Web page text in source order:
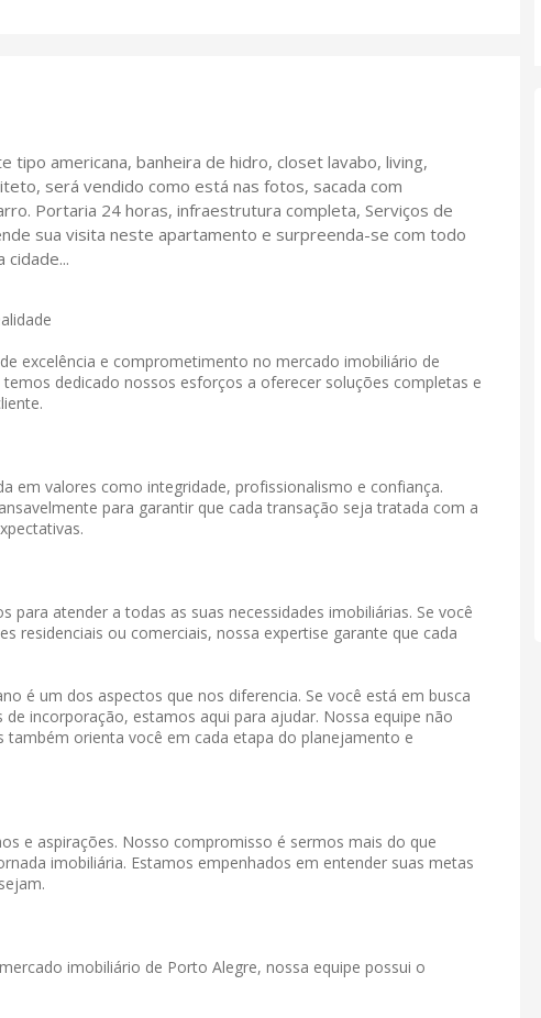
americana, banheira de hidro, closet lavabo, living,
será vendido como está nas fotos, sacada com
Portaria 24 horas, infraestrutura completa, Serviços de
sua visita neste apartamento e surpreenda-se com todo
excelência e comprometimento no mercado imobiliário de
dedicado nossos esforços a oferecer soluções completas e
em valores como integridade, profissionalismo e confiança.
para garantir que cada transação seja tratada com a
atender a todas as suas necessidades imobiliárias. Se você
residenciais ou comerciais, nossa expertise garante que cada
é um dos aspectos que nos diferencia. Se você está em busca
incorporação, estamos aqui para ajudar. Nossa equipe não
orienta você em cada etapa do planejamento e
e aspirações. Nosso compromisso é sermos mais do que
imobiliária. Estamos empenhados em entender suas metas
imobiliário de Porto Alegre, nossa equipe possui o